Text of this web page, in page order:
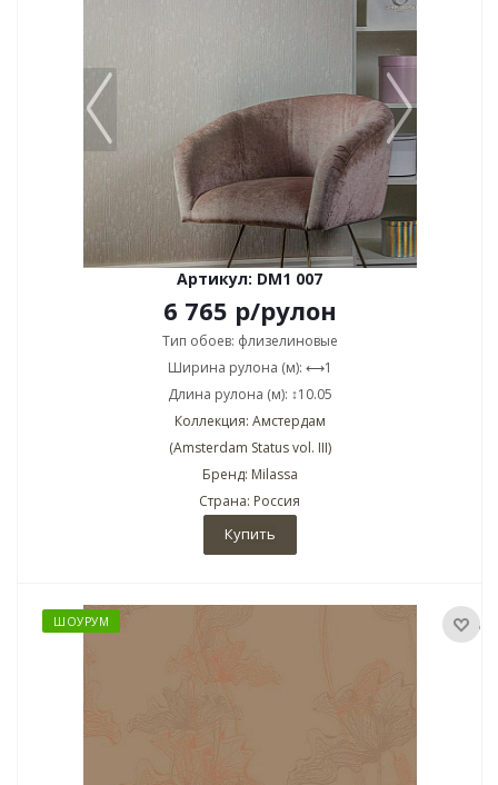
Артикул: DM1 007
6 765 р/рулон
Тип обоев: флизелиновые
Ширина рулона (м): ⟷1
Длина рулона (м): ↕10.05
Коллекция: Амстердам
(Amsterdam Status vol. III)
Бренд: Milassa
Страна: Россия
Купить
ШОУРУМ